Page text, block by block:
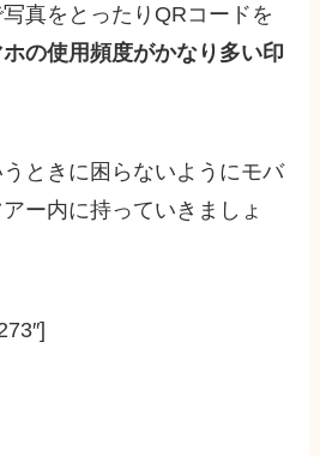
真をとったりQRコードを
ホの使用頻度がかなり多い印
ときに困らないようにモバ
ー内に持っていきましょ